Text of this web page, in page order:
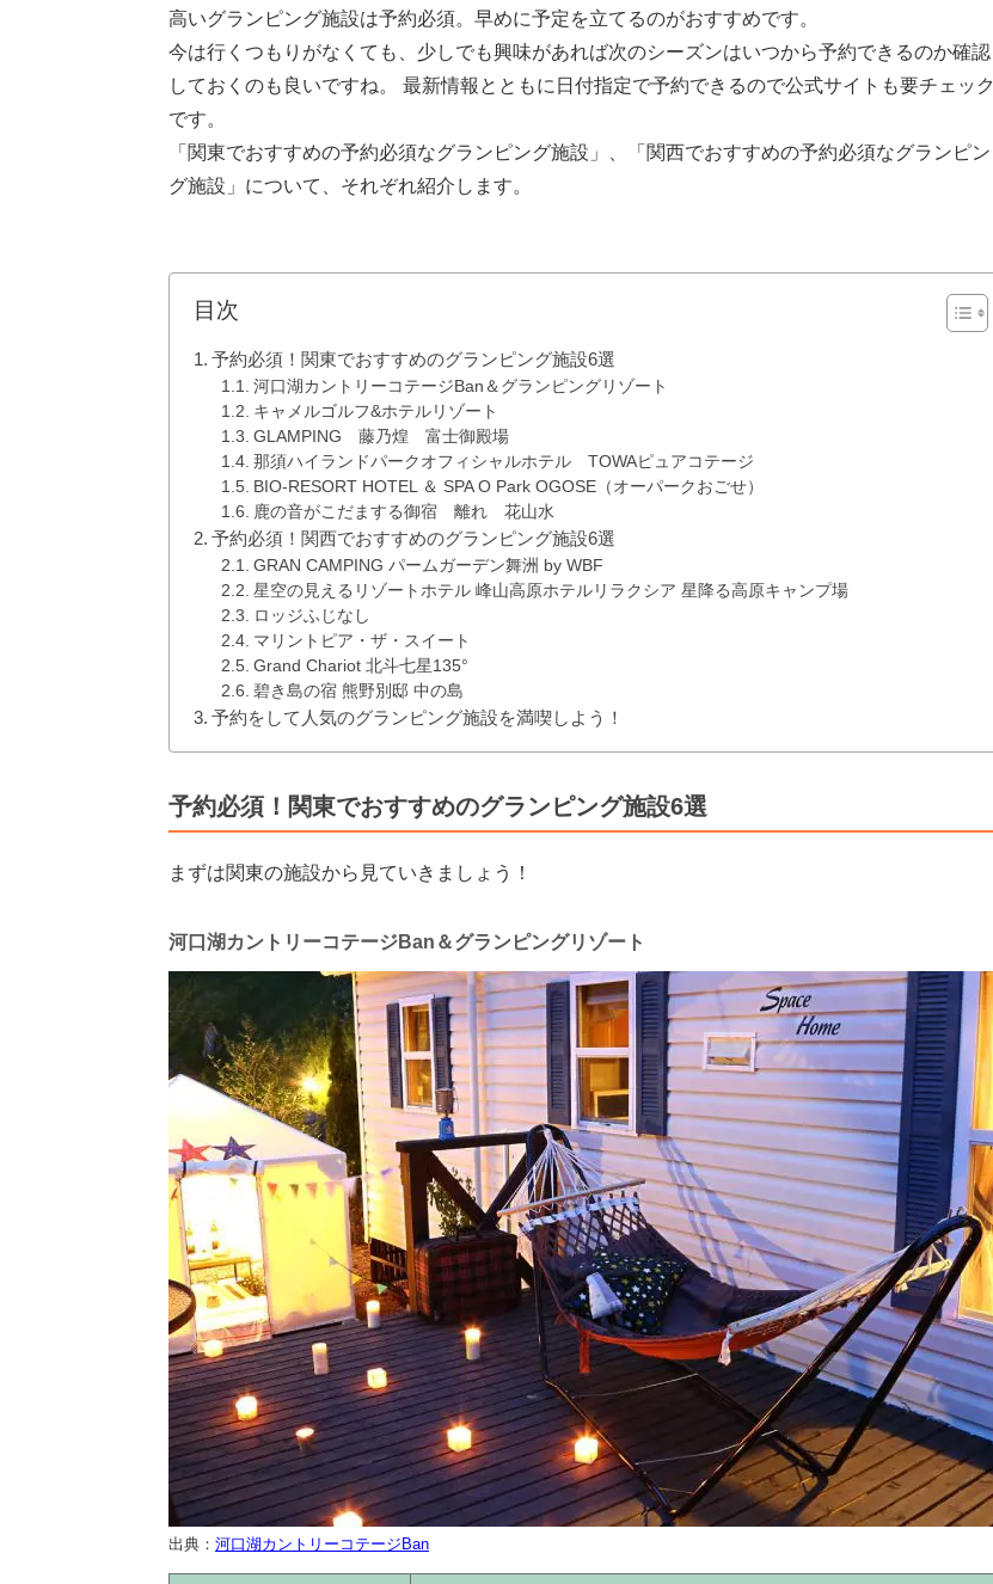
高いグランピング施設は予約必須。早めに予定を立てるのがおすすめです。
今は行くつもりがなくても、少しでも興味があれば次のシーズンはいつから予約できるのか確認
しておくのも良いですね。 最新情報とともに日付指定で予約できるので公式サイトも要チェック
です。
「関東でおすすめの予約必須なグランピング施設」、「関西でおすすめの予約必須なグランピン
グ施設」について、それぞれ紹介します。
目次
予約必須！関東でおすすめのグランピング施設6選
河口湖カントリーコテージBan＆グランピングリゾート
キャメルゴルフ&ホテルリゾート
GLAMPING 藤乃煌 富士御殿場
那須ハイランドパークオフィシャルホテル TOWAピュアコテージ
BIO-RESORT HOTEL ＆ SPA O Park OGOSE（オーパークおごせ）
鹿の音がこだまする御宿 離れ 花山水
予約必須！関西でおすすめのグランピング施設6選
GRAN CAMPING パームガーデン舞洲 by WBF
星空の見えるリゾートホテル 峰山高原ホテルリラクシア 星降る高原キャンプ場
ロッジふじなし
マリントピア・ザ・スイート
Grand Chariot 北斗七星135°
碧き島の宿 熊野別邸 中の島
予約をして人気のグランピング施設を満喫しよう！
予約必須！関東でおすすめのグランピング施設6選
まずは関東の施設から見ていきましょう！
河口湖カントリーコテージBan＆グランピングリゾート
出典： 河口湖カントリーコテージBan